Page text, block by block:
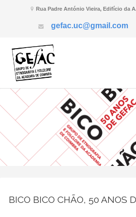
Rua Padre António Vieira, Edifício da
gefac.uc@gmail.com
BICO BICO CHÃO, 50 ANOS